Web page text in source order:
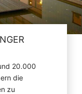
20.000
die
zu